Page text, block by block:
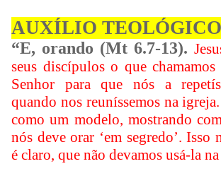
AUXÍLIO TEOLÓGICO
“E, orando (Mt 6.7-13).
seus discípulos o que
Senhor para que nós a
quando nos reuníssemos na
como um modelo, mostrando
nós deve orar ‘em segredo’. Isso
é claro, que não devamos usá-la